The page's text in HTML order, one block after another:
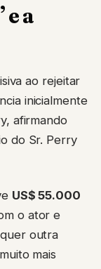
a
ao rejeitar
inicialmente
afirmando
do Sr. Perry
US$ 55.000
o ator e
outra
mais